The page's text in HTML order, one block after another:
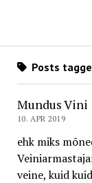
Posts
Mundus Vini
10. APR 2019
ehk miks
veine, kuid